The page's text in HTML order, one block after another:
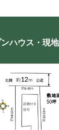
フォーラスタワー
所沢市 大字上安
所沢市 上新井
所沢市 中新井３
ハウス・現